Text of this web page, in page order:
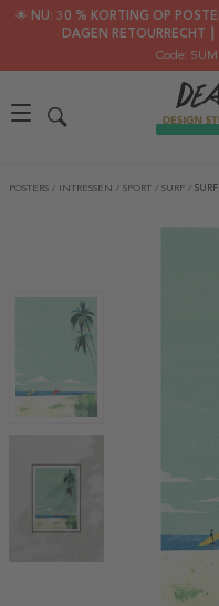
🌟 NU: 30 % KORTING OP
DAGEN RETOURRECHT
Code:
POSTERS / INTRESSEN / SPORT / SURF /